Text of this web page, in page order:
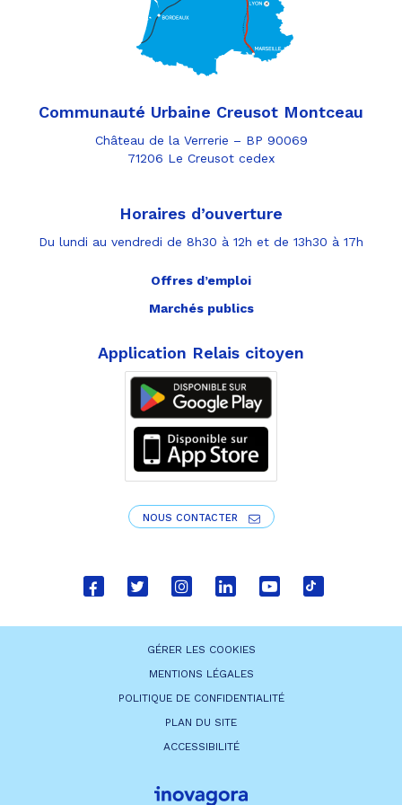
Communauté Urbaine Creusot Montceau
Château de la Verrerie – BP 90069
71206 Le Creusot cedex
Horaires d’ouverture
Du lundi au vendredi de 8h30 à 12h et de 13h30 à 17h
Lien
Facebook
Lien
Twitter
Lien
Instagram
Lien
Linkedin
Lien
Lien
Offres d’emploi
Marchés publics
Application Relais citoyen
NOUS CONTACTER
GÉRER LES COOKIES
MENTIONS LÉGALES
POLITIQUE DE CONFIDENTIALITÉ
PLAN DU SITE
ACCESSIBILITÉ